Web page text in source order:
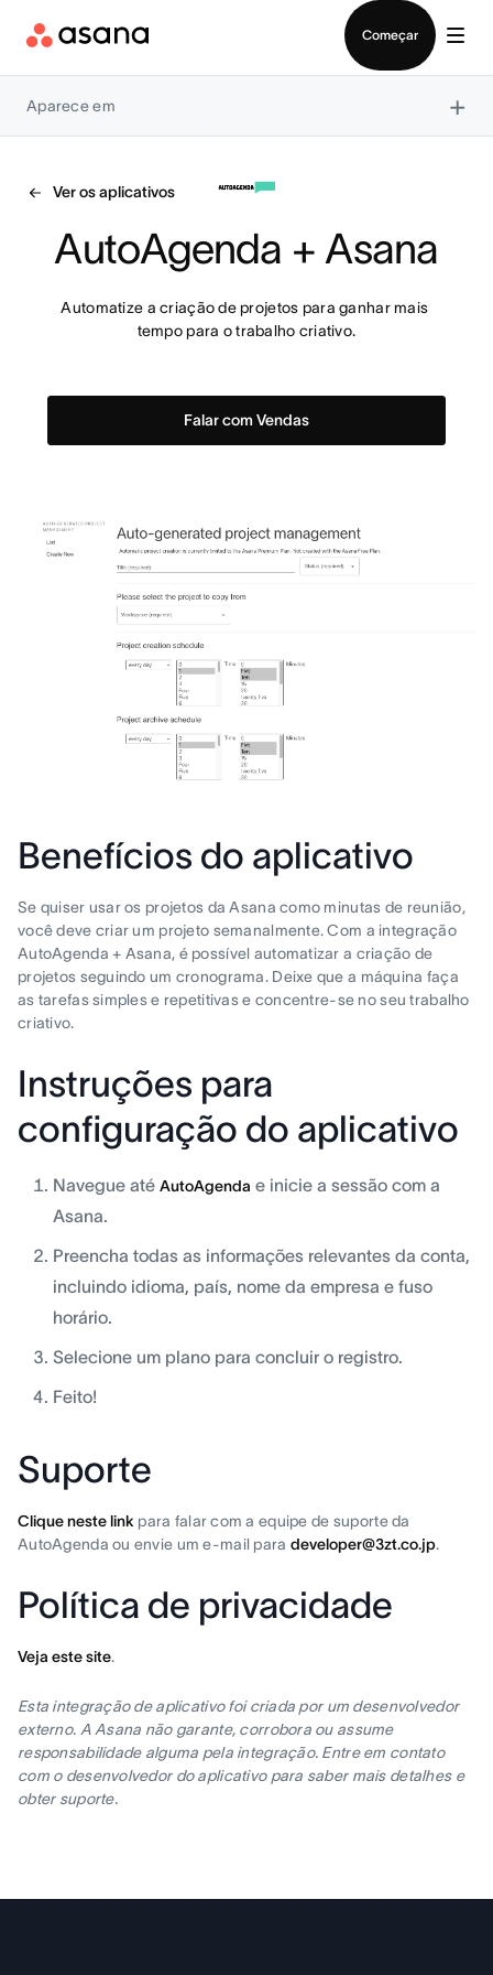
Começar
Aparece em ×
Ver os aplicativos
AutoAgenda + Asana
Automatize a criação de projetos para ganhar mais
tempo para o trabalho criativo.
Falar com Vendas
Benefícios do aplicativo
Se quiser usar os projetos da Asana como minutas de reunião,
você deve criar um projeto semanalmente. Com a integração
AutoAgenda + Asana, é possível automatizar a criação de
projetos seguindo um cronograma. Deixe que a máquina faça
as tarefas simples e repetitivas e concentre-se no seu trabalho
criativo.
Instruções para
configuração do aplicativo
Navegue até AutoAgenda e inicie a sessão com a
Asana.
Preencha todas as informações relevantes da conta,
incluindo idioma, país, nome da empresa e fuso
horário.
Selecione um plano para concluir o registro.
Feito!
Suporte
Clique neste link para falar com a equipe de suporte da
AutoAgenda ou envie um e-mail para developer@3zt.co.jp.
Política de privacidade
Veja este site.
Esta integração de aplicativo foi criada por um desenvolvedor
externo. A Asana não garante, corrobora ou assume
responsabilidade alguma pela integração. Entre em contato
com o desenvolvedor do aplicativo para saber mais detalhes e
obter suporte.